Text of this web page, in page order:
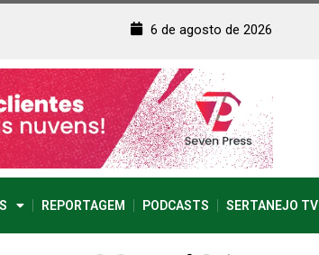
6 de agosto de 2026
REPORTAGEM PODCASTS SERTANEJO TV